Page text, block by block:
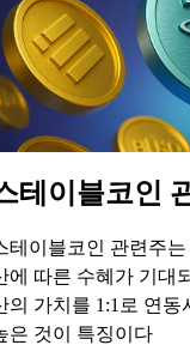
테이블코인
테이블코인 관련주
에 따른 수혜가 기대
의 가치를 1:1로 연
은 것이 특징이다